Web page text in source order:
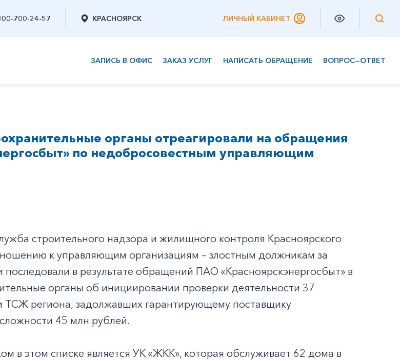
700-24-57
обратный звонок
КРАСНОЯРСК ЛИЧНЫЙ КАБИНЕТ
ЗАПИСЬ В ОФИС ЗАКАЗ УСЛУГ НАПИСАТЬ ОБРАЩЕНИЕ ВОПРОС—ОТВЕТ
органы отреагировали на обращения
по недобросовестным управляющим
строительного надзора и жилищного контроля Красноярского
к управляющим организациям – злостным должникам за
в результате обращений ПАО «Красноярскэнергосбыт» в
органы об инициировании проверки деятельности 37
региона, задолжавших гарантирующему поставщику
45 млн рублей.
в этом списке является УК «ЖКК», которая обслуживает 62 дома в